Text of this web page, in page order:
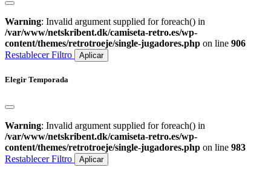
Warning: Invalid argument supplied for foreach() in
/var/www/netskribent.dk/camiseta-retro.es/wp-
content/themes/retrotroeje/single-jugadores.php on line 906
Restablecer Filtro
Aplicar
Elegir Temporada
Warning: Invalid argument supplied for foreach() in
/var/www/netskribent.dk/camiseta-retro.es/wp-
content/themes/retrotroeje/single-jugadores.php on line 983
Restablecer Filtro
Aplicar